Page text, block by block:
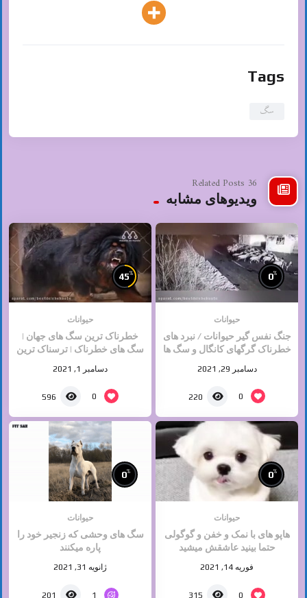
Tags
سگ
36 Related Posts
ویدیوهای مشابه
0%
حیوانات
جنگ نفس گیر حیوانات / نبرد های
خطرناک گرگهای کانگال و سگ ها
دسامبر 29, 2021
0
220
45%
حیوانات
خطرناک ترین سگ های جهان |
سگ های خطرناک | ترسناک ترین
دسامبر 1, 2021
0
596
0%
حیوانات
هاپو های با نمک و خفن و گوگولی
حتما بینید عاشقش میشید
فوریه 14, 2021
0
315
0%
حیوانات
سگ های وحشی که زنجیر خود را
پاره میکنند
ژانویه 31, 2021
1
201